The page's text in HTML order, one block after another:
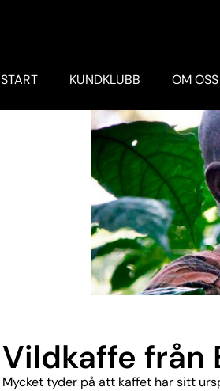
START KUNDKLUBB OM OSS
Vildkaffe från
Mycket tyder på att kaffet har sitt